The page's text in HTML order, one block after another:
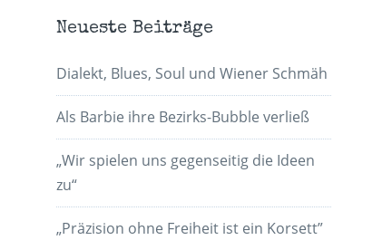
Neueste Beiträge
Dialekt, Blues, Soul und Wiener Schmäh
Als Barbie ihre Bezirks-Bubble verließ
„Wir spielen uns gegenseitig die Ideen
zu“
„Präzision ohne Freiheit ist ein Korsett”